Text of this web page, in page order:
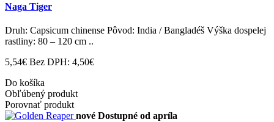
Naga Tiger
Druh: Capsicum chinense Pôvod: India / Bangladéš Výška dospelej
rastliny: 80 – 120 cm ..
5,54€ Bez DPH: 4,50€
Do košíka
Obľúbený produkt
Porovnať produkt
nové Dostupné od apríla